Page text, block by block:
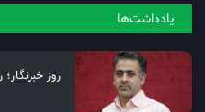
یادداشت‌ها
روز